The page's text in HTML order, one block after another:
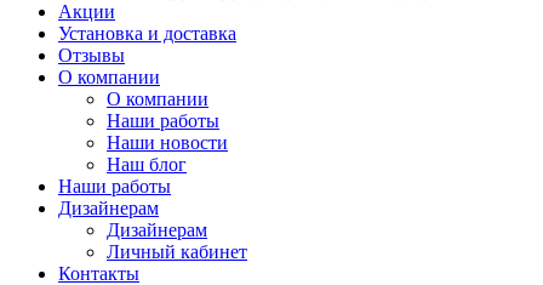
Акции
Установка и доставка
Отзывы
О компании
О компании
Наши работы
Наши новости
Наш блог
Наши работы
Дизайнерам
Дизайнерам
Личный кабинет
Контакты